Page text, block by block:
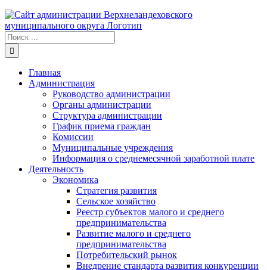
Результат
поиска:
Главная
Администрация
Руководство администрации
Органы администрации
Структура администрации
График приема граждан
Комиссии
Муниципальные учреждения
Информация о среднемесячной заработной плате
Деятельность
Экономика
Стратегия развития
Сельское хозяйство
Реестр субъектов малого и среднего
предпринимательства
Развитие малого и среднего
предпринимательства
Потребительский рынок
Внедрение стандарта развития конкуренции